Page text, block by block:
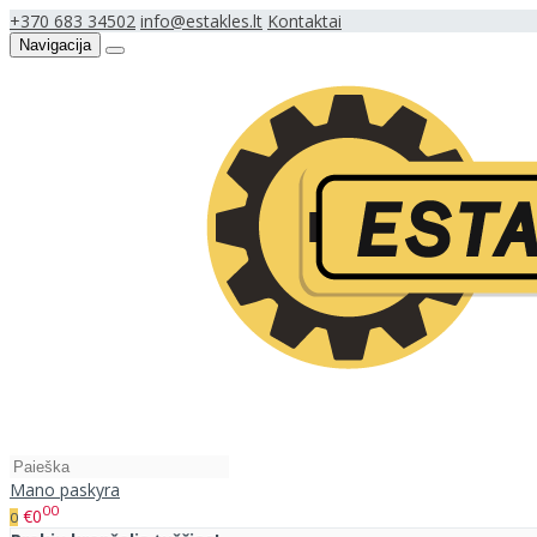
+370 683 34502 info@estakles.lt Kontaktai
Navigacija
Mano paskyra
0 €000